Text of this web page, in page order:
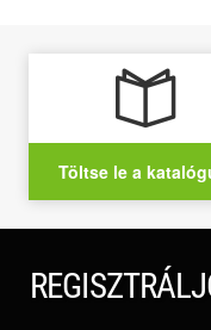
Töltse le a